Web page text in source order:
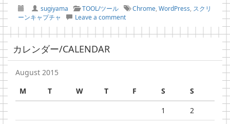
sugiyama TOOL/ツール Chrome, WordPress, スクリ
ーンキャプチャ
Leave a comment
カレンダー/CALENDAR
August 2015
M
T W T F S S
1
2